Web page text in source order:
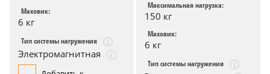
Маховик:
6 кг
Тип системы нагружения
Электромагнитная
Максимальная нагрузка:
150 кг
Маховик:
6 кг
Тип системы нагружения